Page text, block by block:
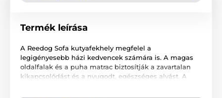
Termék leírása
A Reedog Sofa kutyafekhely megfelel a
legigényesebb házi kedvencek számára is. A magas
oldalfalak és a puha matrac biztosítják a zavartalan
kikapcsolódást és a nyugodt, egészséges alvást. A